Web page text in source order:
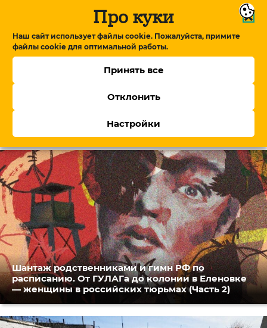
Про куки
Наш сайт использует файлы cookie. Пожалуйста, примите
файлы cookie для оптимальной работы.
Принять все
Отклонить
Настройки
«Приходили как металлолом, но мы
ремонтировали»: вторая жизнь для старых
Шантаж родственниками и гимн РФ по
расписанию. От ГУЛАГа до колонии в Еленовке
— женщины в российских тюрьмах (Часть 2)